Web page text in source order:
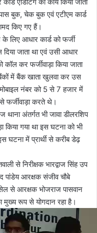
बुक, चेक बुक एवं एटीएम कार्ड
किए गए हैं।
लिए आधार कार्ड को फर्जी
जाता था एवं उसी आधार
कर फर्जीवाड़ा किया जाता
बैंकों में बैंक खाता खुलवा कर उस
नंबर को 5 से 7 हजार में
फर्जीवाड़ा करते थे।
थाना अंतर्गत भी जावा डीलरशिप
किया गया था इस घटना को भी
घटना में प्रार्थी से करीब डेढ़
से निरीक्षक भारद्वाज सिंह उप
पांडेय आरक्षक संजीव चौबे
से आरक्षक भोजराज पासवान
मुख्य रूप से योगदान रहा है।